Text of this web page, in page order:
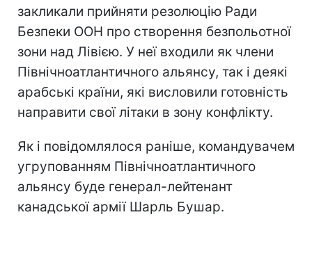
закликали прийняти резолюцію Ради
Безпеки ООН про створення безпольотної
зони над Лівією. У неї входили як члени
Північноатлантичного альянсу, так і деякі
арабські країни, які висловили готовність
направити свої літаки в зону конфлікту.
Як і повідомлялося раніше, командувачем
угрупованням Північноатлантичного
альянсу буде генерал-лейтенант
канадської армії Шарль Бушар.